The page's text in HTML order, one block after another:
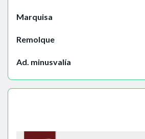
Marquisa
Remolque
Ad. minusvalía